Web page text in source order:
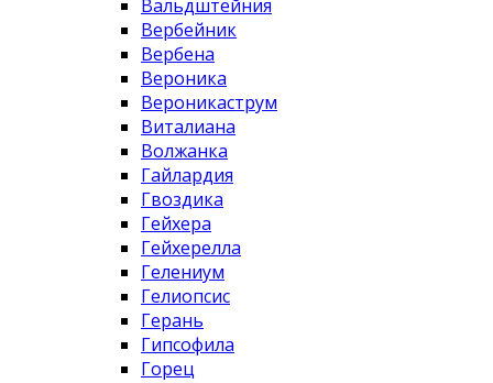
Вальдштейния
Вербейник
Вербена
Вероника
Вероникаструм
Виталиана
Волжанка
Гайлардия
Гвоздика
Гейхера
Гейхерелла
Гелениум
Гелиопсис
Герань
Гипсофила
Горец